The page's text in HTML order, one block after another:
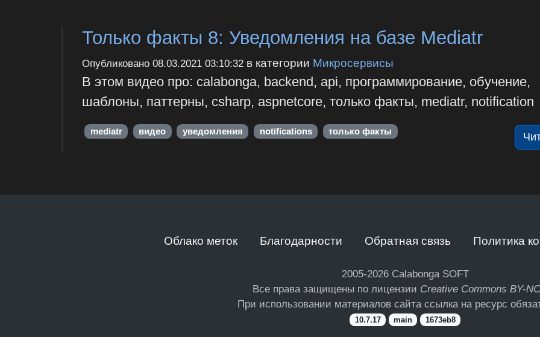
Только факты 8: Уведомления на базе Mediatr
Опубликовано 08.03.2021 03:10:32в категории Микросервисы
В этом видео про: calabonga, backend, api, программирование, обучение,
шаблоны, паттерны, csharp, aspnetcore, только факты, mediatr, notification
mediatr видео уведомления notifications только факты
Облако меток Благодарности Обратная связь Политика
2005-2026 Calabonga SOFT
Все права защищены по лицензии Creative Commons BY-
При использовании материалов сайта ссылка на ресурс
10.7.17 main 1673eb8